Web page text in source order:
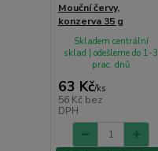
Mouční červy,
konzerva 35 g
63 Kč/ks
56 Kč bez
DPH
Skladem centrální
sklad | odešleme do 1-3
prac. dnů